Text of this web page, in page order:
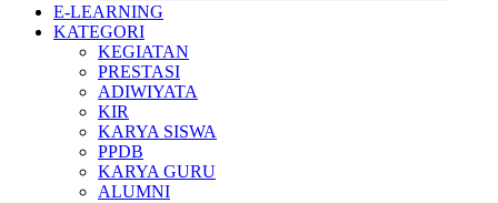
E-LEARNING
KATEGORI
KEGIATAN
PRESTASI
ADIWIYATA
KIR
KARYA SISWA
PPDB
KARYA GURU
ALUMNI